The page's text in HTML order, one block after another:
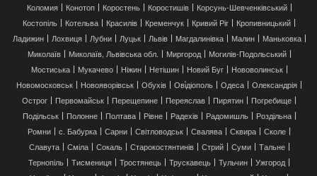
Коломия
Конотоп Коростень Коростишів
Корсунь-Шевченківський
Костопіль
Котельва Красилів Кременчук Кривий Ріг
Кропивницький
Ладижин
Лохвиця Лубни Луцьк Львів Магдалинівка Малин
Маньковка
Миколаїв
Миколаїв, Львівська обл. Миргород
Могилів-Подольський
Мостиська
Мукачево Ніжин Нетішин Новий Буг
Нововолинськ
Новомосковськ
Новояворівськ Обухів Ові́діополь Одеса
Олександрія
Острог
Первомайськ Перещепине Переяслав Пирятин
Погребище
Подільськ
Полонне Полтава Рівне Радехів Радомишль
Роздільна
Ромни
с. Бабурка Сарни Світловодськ Свалява Сквира
Сколе
Славута
Сміла Сокаль Старокостянтинів Стрий Суми
Тальне
Тернопіль
Тисмениця Тростянець Трускавець Тульчин
Ужгород